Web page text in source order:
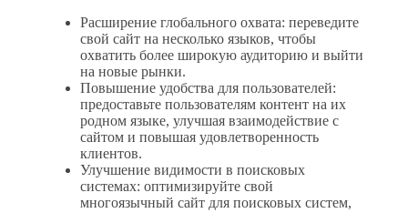
Расширение глобального охвата: переведите
свой сайт на несколько языков, чтобы
охватить более широкую аудиторию и выйти
на новые рынки.
Повышение удобства для пользователей:
предоставьте пользователям контент на их
родном языке, улучшая взаимодействие с
сайтом и повышая удовлетворенность
клиентов.
Улучшение видимости в поисковых
системах: оптимизируйте свой
многоязычный сайт для поисковых систем,